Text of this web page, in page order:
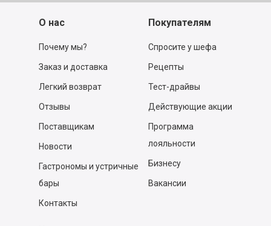
О нас
Почему мы?
Заказ и доставка
Легкий возврат
Отзывы
Поставщикам
Новости
Гастрономы и устричные
бары
Контакты
Покупателям
Спросите у шефа
Рецепты
Тест-драйвы
Действующие акции
Программа
лояльности
Бизнесу
Вакансии